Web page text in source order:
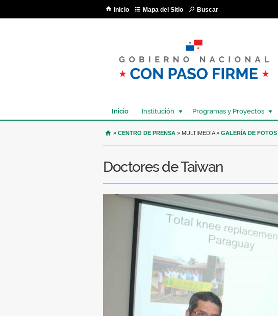
Inicio Mapa del Sitio Buscar
Inicio Institución Programas y Proyectos
USTED SE ENCUENTRA AQUÍ
» CENTRO DE PRENSA » MULTIMEDIA » GALERÍA DE FOTOS
Doctores de Taiwan